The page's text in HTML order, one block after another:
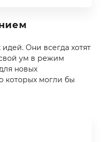
Они всегда хотят
ум в режим
новых
которых могли бы